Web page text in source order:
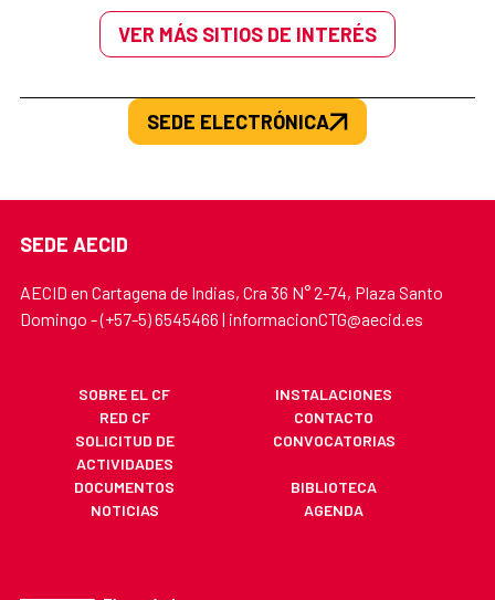
VER MÁS SITIOS DE INTERÉS
SEDE ELECTRÓNICA
SEDE AECID
AECID en Cartagena de Indias, Cra 36 N° 2-74, Plaza Santo
Domingo - (+57-5) 6545466 | informacionCTG@aecid.es
SOBRE EL CF
INSTALACIONES
RED CF
CONTACTO
SOLICITUD DE
ACTIVIDADES
CONVOCATORIAS
DOCUMENTOS
BIBLIOTECA
NOTICIAS
AGENDA